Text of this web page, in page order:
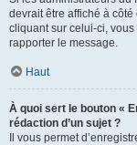
devrait être affiché à
cliquant sur celui-ci,
rapporter le message.
Haut
À quoi sert le bouton «
rédaction d’un sujet ?
Il vous permet